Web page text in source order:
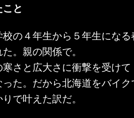
と
の４年生から５年生にな
。親の関係で。
さと広大さに衝撃を受け
た。だから北海道をバイ
で叶えた訳だ。